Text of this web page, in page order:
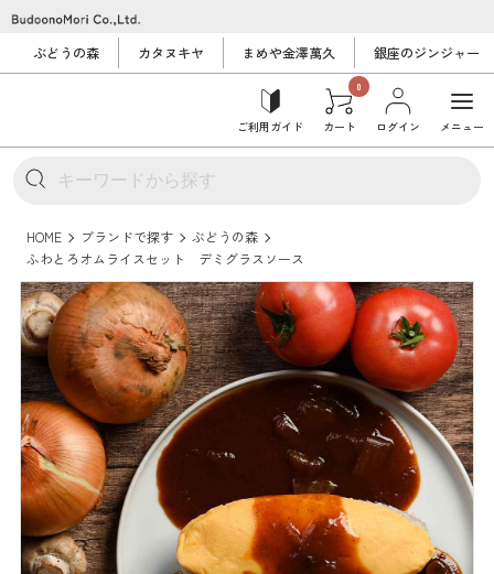
ぶどうの森 カタヌキヤ まめや金澤萬久 銀座のジンジャー
ご利用ガイド
0
カート ログイン メニュー
HOME ブランドで探す
ぶどうの森
ふわとろオムライスセット デミグラスソース